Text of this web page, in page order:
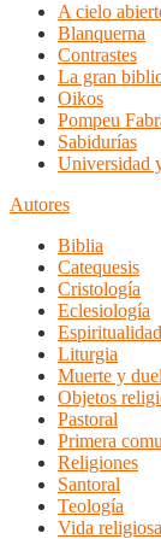
A cielo
Blanquerna
Contrastes
La gran
Oikos
Pompeu
Sabidurías
Universidad
Autores
Biblia
Catequesis
Cristología
Eclesiología
Espiritualidad
Liturgia
Muerte y
Objetos
Pastoral
Primera
Religiones
Santoral
Teología
Vida religiosa